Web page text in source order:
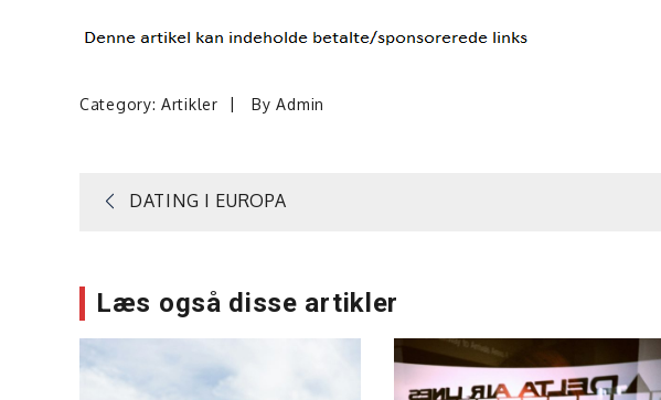
Category: Artikler ByAdmin
Indlægsnavigation
DATING I EUROPA
Læs også disse artikler